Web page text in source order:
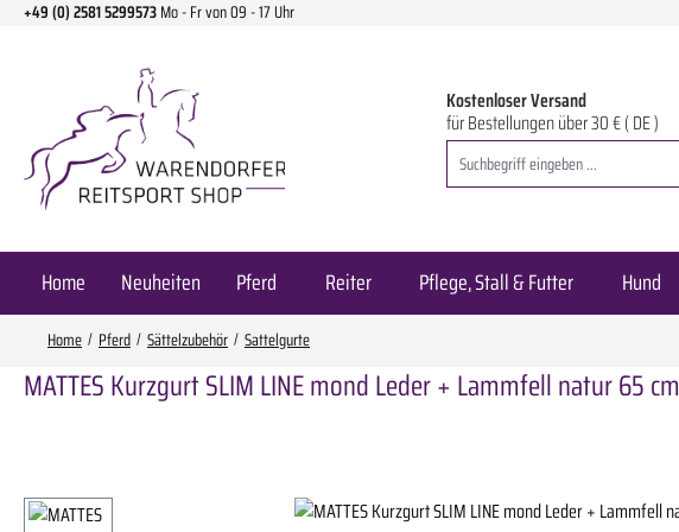
Hauptinhalt springen
Zur Suche springen
Zur Hauptnavigation springen
+49 (0) 2581 5299573Mo - Fr von 09 - 17 Uhr
Kostenloser Versand
für Bestellungen über 30 € ( DE )
Home Neuheiten Pferd Reiter Pflege, Stall & Futter Hund
Home Pferd Sättelzubehör Sattelgurte
MATTES Kurzgurt SLIM LINE mond Leder + Lammfell natur 65 cm
Bildergalerie überspringen